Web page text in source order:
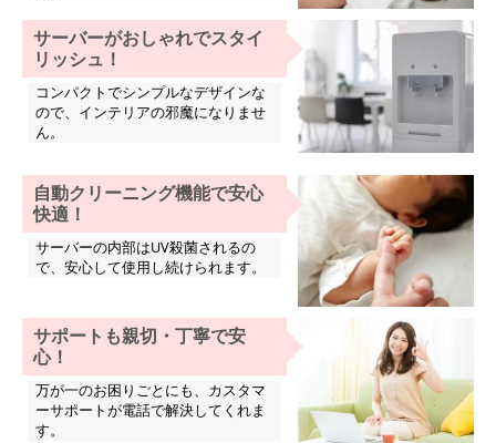
サーバーがおしゃれでスタイ
リッシュ！
コンパクトでシンプルなデザインな
ので、インテリアの邪魔になりませ
ん。
自動クリーニング機能で安心
快適！
サーバーの内部はUV殺菌されるの
で、安心して使用し続けられます。
サポートも親切・丁寧で安
心！
万が一のお困りごとにも、カスタマ
ーサポートが電話で解決してくれま
す。